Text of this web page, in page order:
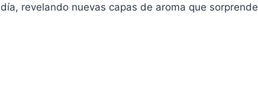
revelando nuevas capas de aroma que